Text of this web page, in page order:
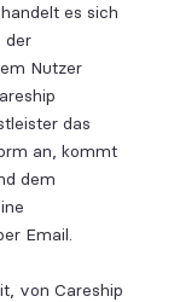
es sich
der
Nutzer
das
an, kommt
dem
Email.
von Careship